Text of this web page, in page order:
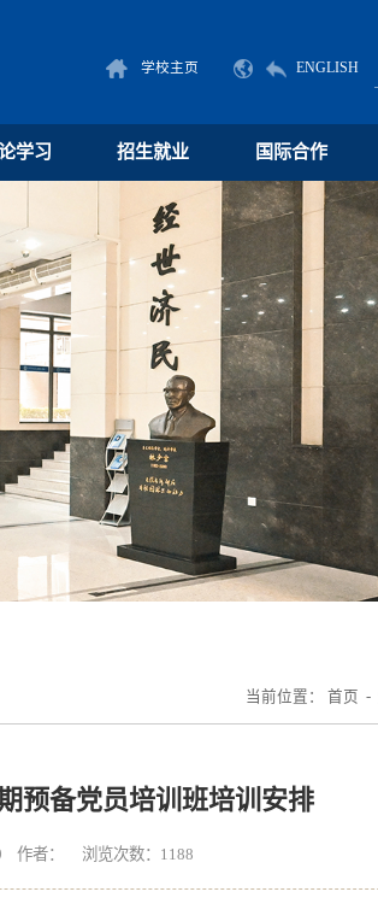
学校主页 ENGLISH
学习 招生就业 国际合作
当前位置： 首页 -
预备党员培训班培训安排
作者： 浏览次数： 1188